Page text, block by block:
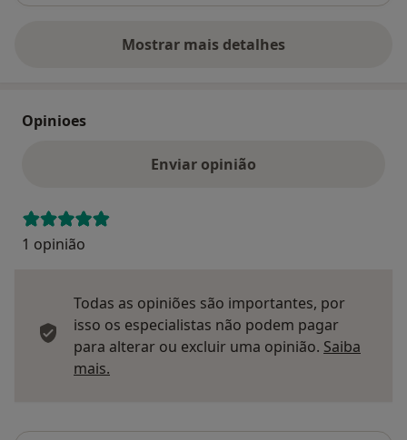
Mostrar mais detalhes
sobre o endereço
Opinioes
Enviar opinião
1 opinião
Todas as opiniões são importantes, por
isso os especialistas não podem pagar
para alterar ou excluir uma opinião. Saiba
mais.